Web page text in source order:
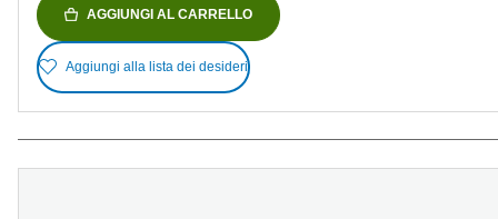
AGGIUNGI AL CARRELLO
Aggiungi alla lista dei desideri